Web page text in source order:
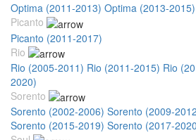
Optima (2011-2013) Optima (2013-2015)
Picanto
Picanto (2011-2017)
Rio
Rio (2005-2011) Rio (2011-2015) Rio
2020)
Sorento
Sorento (2002-2006) Sorento (2009-
Sorento (2015-2019) Sorento (2017-